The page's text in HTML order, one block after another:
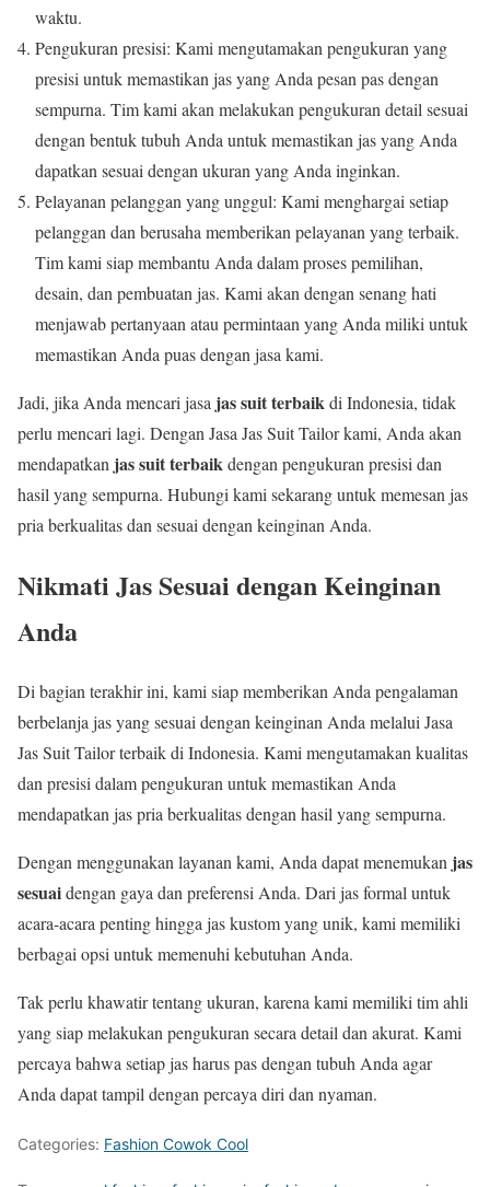
waktu.
Pengukuran presisi: Kami mengutamakan pengukuran yang
presisi untuk memastikan jas yang Anda pesan pas dengan
sempurna. Tim kami akan melakukan pengukuran detail sesuai
dengan bentuk tubuh Anda untuk memastikan jas yang Anda
dapatkan sesuai dengan ukuran yang Anda inginkan.
Pelayanan pelanggan yang unggul: Kami menghargai setiap
pelanggan dan berusaha memberikan pelayanan yang terbaik.
Tim kami siap membantu Anda dalam proses pemilihan,
desain, dan pembuatan jas. Kami akan dengan senang hati
menjawab pertanyaan atau permintaan yang Anda miliki untuk
memastikan Anda puas dengan jasa kami.
Jadi, jika Anda mencari jasa jas suit terbaikdi Indonesia, tidak
perlu mencari lagi. Dengan Jasa Jas Suit Tailor kami, Anda akan
mendapatkan jas suit terbaikdengan pengukuran presisi dan
hasil yang sempurna. Hubungi kami sekarang untuk memesan jas
pria berkualitas dan sesuai dengan keinginan Anda.
Nikmati Jas Sesuai dengan Keinginan
Anda
Di bagian terakhir ini, kami siap memberikan Anda pengalaman
berbelanja jas yang sesuai dengan keinginan Anda melalui Jasa
Jas Suit Tailor terbaik di Indonesia. Kami mengutamakan kualitas
dan presisi dalam pengukuran untuk memastikan Anda
mendapatkan jas pria berkualitas dengan hasil yang sempurna.
Dengan menggunakan layanan kami, Anda dapat menemukan jas
sesuaidengan gaya dan preferensi Anda. Dari jas formal untuk
acara-acara penting hingga jas kustom yang unik, kami memiliki
berbagai opsi untuk memenuhi kebutuhan Anda.
Tak perlu khawatir tentang ukuran, karena kami memiliki tim ahli
yang siap melakukan pengukuran secara detail dan akurat. Kami
percaya bahwa setiap jas harus pas dengan tubuh Anda agar
Anda dapat tampil dengan percaya diri dan nyaman.
Categories: Fashion Cowok Cool